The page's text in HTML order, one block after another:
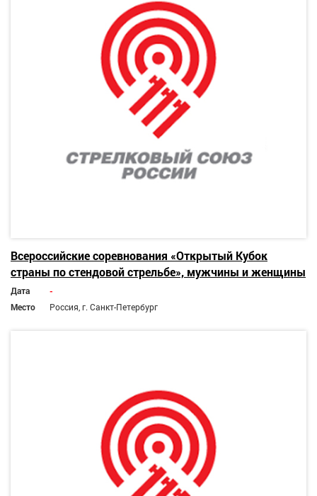
Всероссийские соревнования «Открытый Кубок
страны по стендовой стрельбе», мужчины и женщины
Дата
-
Место
Россия, г. Санкт-Петербург